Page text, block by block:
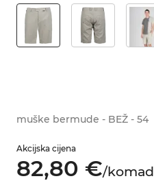
muške bermude - BEŽ - 54
Akcijska cijena
82,80 €/komad